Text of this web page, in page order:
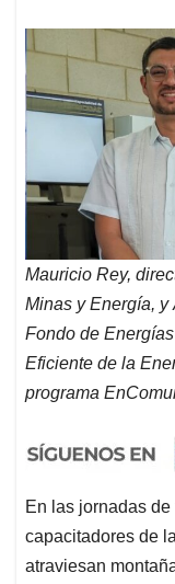
Mauricio Rey,
Minas y Energía,
Fondo de
Eficiente de la
programa
En las jornadas
capacitadores de
atraviesan